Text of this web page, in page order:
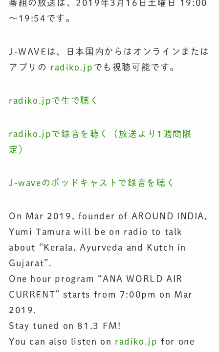
番組の放送は、2019年3月16日土曜日 19:00
〜19:54です。
J-WAVEは、日本国内からはオンラインまたは
アプリの radiko.jp でも視聴可能です。
radiko.jpで生で聴く
radiko.jpで録音を聴く（放送より 1 週間限
定）
J-waveのポッドキャストで録音を聴く
On Mar 2019, founder of AROUND INDIA,
Yumi Tamura will be on radio to talk
about “Kerala, Ayurveda and Kutch in
Gujarat”.
One hour program “ANA WORLD AIR
CURRENT” starts from 7:00pm on Mar
2019.
Stay tuned on 81.3 FM!
You can also listen on radiko.jpfor one